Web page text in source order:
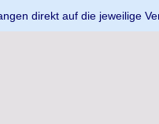
direkt auf die jeweilige